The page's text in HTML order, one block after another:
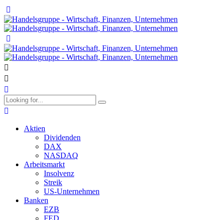
Aktien
Dividenden
DAX
NASDAQ
Arbeitsmarkt
Insolvenz
Streik
US-Unternehmen
Banken
EZB
FED